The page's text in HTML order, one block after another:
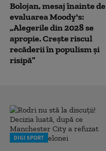
Bolojan, mesaj înainte de
evaluarea Moody's:
„Alegerile din 2028 se
apropie. Crește riscul
recăderii în populism și
risipă”
DIGI SPORT